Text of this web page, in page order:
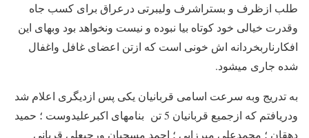
طلب ازظرف و بستراشرف ولیبرتی درعراق برای کسب جاه
وقدرت خیالی خود کوتاه بیا نبوده و نیست ونخواهد بود وبهای این
افکارناربخردانه اش خونی است که ازتن اعضای غافل واغفال
شده جاری میشود.
به تدریج وبه سرعت اسامی قربانیان یکی پس ازدیگری اعلام شد
ودریافتم که ازجمیع قربانیان 5 تن بنامهای اکبرعلیدوست ؛ حمید
دهقان ؛ محمدعلی میرزایی ؛ احمد مسچیان ورجبعلی قربانی